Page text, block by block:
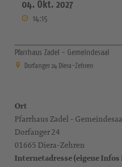
04. Okt. 2027
14:15
Pfarrhaus Zadel - Gemeindesaal
Dorfanger 24 Diera-Zehren
Ort
Pfarrhaus Zadel -
Dorfanger 24
01665 Diera-Zehren
Internetadresse (eigene